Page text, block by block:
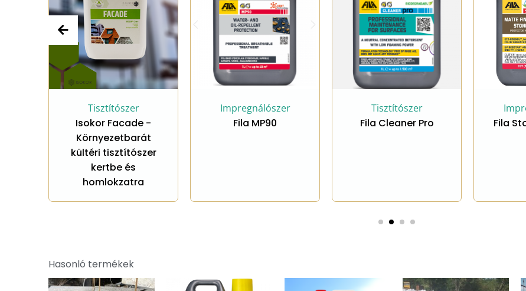
Impregnálószer
Fila MP90
Tisztítószer
Fila Cleaner Pro
Impregnálószer
Fila Stone Plus ECO
Hasonló termékek